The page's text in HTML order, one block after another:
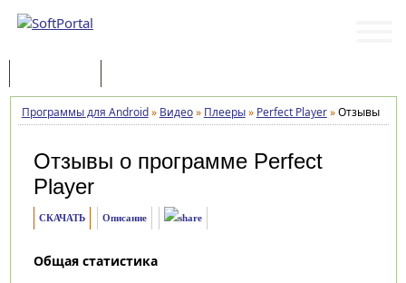
Программы для Android» Видео» Плееры» Perfect Player»Отзывы
Отзывы о программе Perfect
Player
СКАЧАТЬ Описание
Общая статистика